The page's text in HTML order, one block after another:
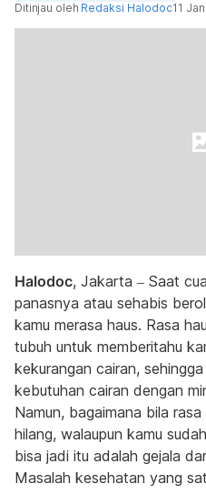
Ditinjau oleh Redaksi Halodoc11
Halodoc, Jakarta – Saat
panasnya atau sehabis
kamu merasa haus. Rasa
tubuh untuk memberitahu
kekurangan cairan,
kebutuhan cairan dengan
Namun, bagaimana bila
hilang, walaupun kamu
bisa jadi itu adalah gejala
Masalah kesehatan yang